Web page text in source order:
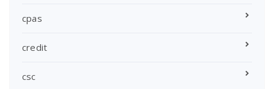
cpas
credit
csc